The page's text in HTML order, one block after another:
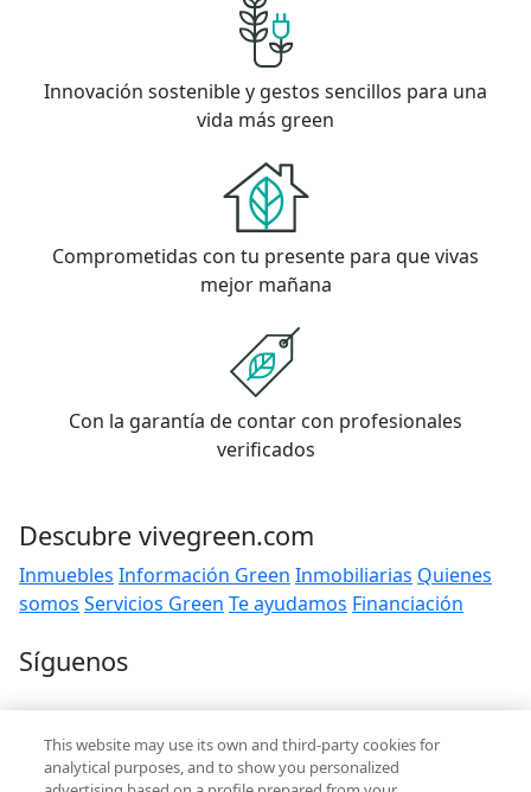
Innovación sostenible y gestos sencillos para una
vida más green
Comprometidas con tu presente para que vivas
mejor mañana
Con la garantía de contar con profesionales
verificados
Descubre vivegreen.com
Inmuebles Información Green Inmobiliarias Quienes
somos Servicios Green Te ayudamos Financiación
Síguenos
Contacto
hola@vivegreen.com
This website may use its own and third-party cookies for
analytical purposes, and to show you personalized